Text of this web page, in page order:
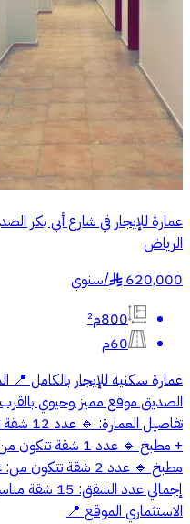
عمارة للإيجار في شارع أبي بكر
الرياض
620,000
§
/سنوي
800م²
60م
عمارة سكنية للإيجار بالكامل 📍
الصديق موقع مميز وحيوي
تفاصيل
+ مطبخ 🔹 عدد 1
مطبخ 🔹 عدد 2 شقة
إجمالي عدد
الاستثماري الموقع 📍